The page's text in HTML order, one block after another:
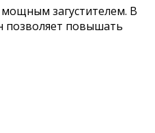
мощным загустителем. В
позволяет повышать